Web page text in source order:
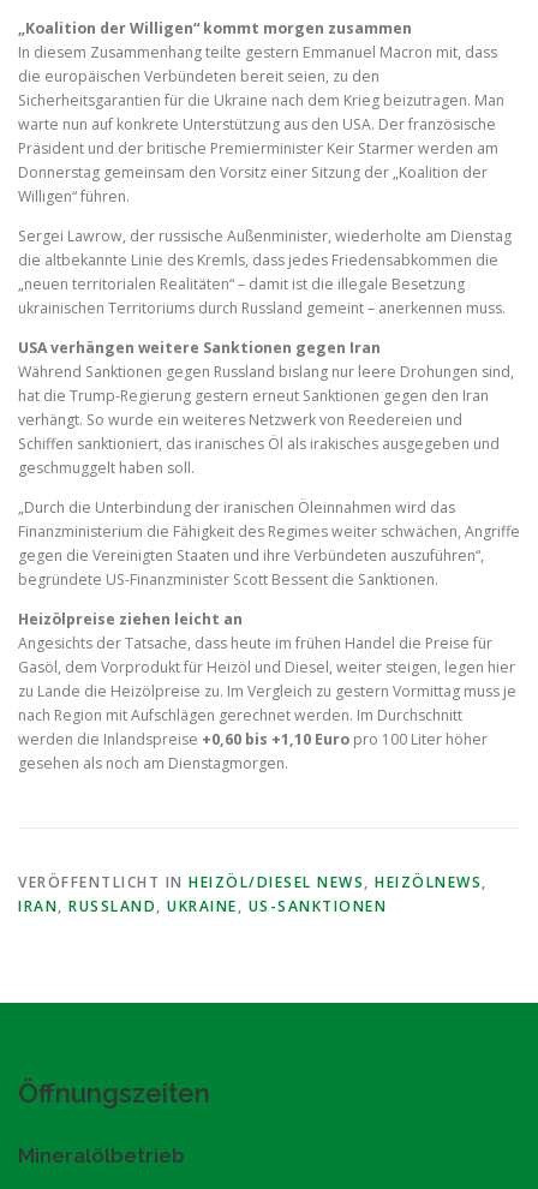
„Koalition der Willigen“ kommt morgen zusammen
In diesem Zusammenhang teilte gestern Emmanuel Macron mit, dass
die europäischen Verbündeten bereit seien, zu den
Sicherheitsgarantien für die Ukraine nach dem Krieg beizutragen. Man
warte nun auf konkrete Unterstützung aus den USA. Der französische
Präsident und der britische Premierminister Keir Starmer werden am
Donnerstag gemeinsam den Vorsitz einer Sitzung der „Koalition der
Willigen“ führen.
Sergei Lawrow, der russische Außenminister, wiederholte am Dienstag
die altbekannte Linie des Kremls, dass jedes Friedensabkommen die
„neuen territorialen Realitäten“ – damit ist die illegale Besetzung
ukrainischen Territoriums durch Russland gemeint – anerkennen muss.
USA verhängen weitere Sanktionen gegen Iran
Während Sanktionen gegen Russland bislang nur leere Drohungen sind,
hat die Trump-Regierung gestern erneut Sanktionen gegen den Iran
verhängt. So wurde ein weiteres Netzwerk von Reedereien und
Schiffen sanktioniert, das iranisches Öl als irakisches ausgegeben und
geschmuggelt haben soll.
„Durch die Unterbindung der iranischen Öleinnahmen wird das
Finanzministerium die Fähigkeit des Regimes weiter schwächen, Angriffe
gegen die Vereinigten Staaten und ihre Verbündeten auszuführen“,
begründete US-Finanzminister Scott Bessent die Sanktionen.
Heizölpreise ziehen leicht an
Angesichts der Tatsache, dass heute im frühen Handel die Preise für
Gasöl, dem Vorprodukt für Heizöl und Diesel, weiter steigen, legen hier
zu Lande die Heizölpreise zu. Im Vergleich zu gestern Vormittag muss je
nach Region mit Aufschlägen gerechnet werden. Im Durchschnitt
werden die Inlandspreise +0,60 bis +1,10 Euro pro 100 Liter höher
gesehen als noch am Dienstagmorgen.
VERÖFFENTLICHT IN HEIZÖL/DIESEL NEWS, HEIZÖLNEWS,
IRAN, RUSSLAND, UKRAINE, US-SANKTIONEN
Öffnungszeiten
Mineralölbetrieb